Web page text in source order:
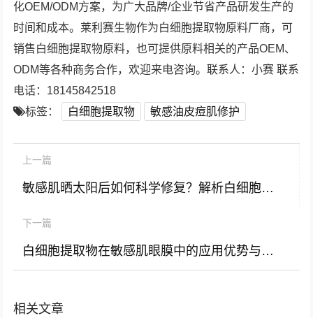
化OEM/ODM方案，为广大品牌/企业节省产品研发生产的
时间和成本。莱利赛生物作为白细胞提取物原料厂商，可
销售白细胞提取物原料，也可提供原料相关的产品OEM、
ODM等各种商务合作，欢迎来电咨询。联系人：小赛 联系
电话：18145842518
标签：
白细胞提取物 敏感油皮痘肌修护
上一篇
敏感肌晒太阳后如何科学修复？解析白细胞提取物的护肤奥秘
下一篇
白细胞提取物在敏感肌眼膜中的应用优势与原料批发指南
相关文章